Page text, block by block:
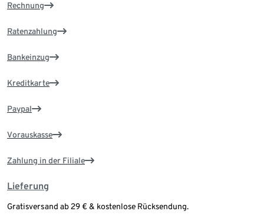
Rechnung
Ratenzahlung
Bankeinzug
Kreditkarte
Paypal
Vorauskasse
Zahlung in der Filiale
Lieferung
Gratisversand ab 29 € & kostenlose Rücksendung.